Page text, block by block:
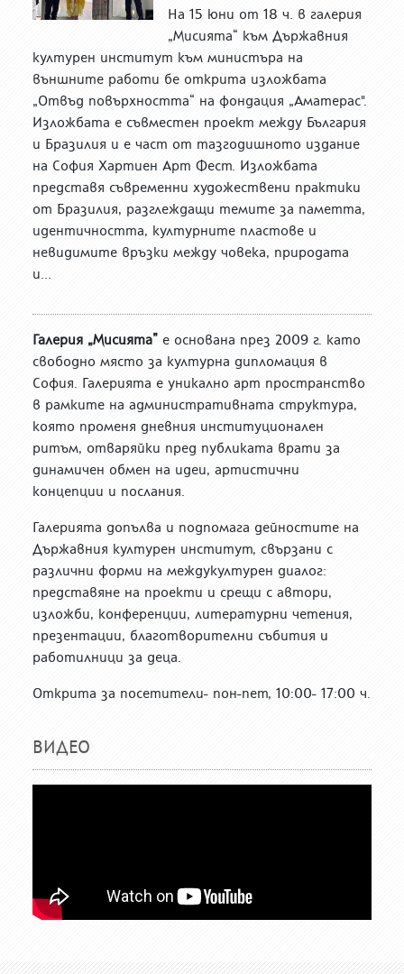
На 15 юни от 18 ч. в галерия
„Мисията“ към Държавния
културен институт към министъра на
външните работи бе открита изложбата
„Отвъд повърхността“ на фондация „Аматерас".
Изложбата е съвместен проект между България
и Бразилия и е част от тазгодишното издание
на София Хартиен Арт Фест. Изложбата
представя съвременни художествени практики
от Бразилия, разглеждащи темите за паметта,
идентичността, културните пластове и
невидимите връзки между човека, природата
и...
Галерия „Мисията” е основана през 2009 г. като
свободно място за културна дипломация в
София. Галерията е уникално арт пространство
в рамките на административната структура,
която променя дневния институционален
ритъм, отваряйки пред публиката врати за
динамичен обмен на идеи, артистични
концепции и послания.
Галерията допълва и подпомага дейностите на
Държавния културен институт, свързани с
различни форми на междукултурен диалог:
представяне на проекти и срещи с автори,
изложби, конференции, литературни четения,
презентации, благотворителни събития и
работилници за деца.
Открита за посетители- пон-пет, 10:00- 17:00 ч.
ВИДЕО